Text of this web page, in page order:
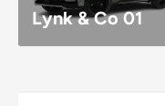
Lynk & Co 01